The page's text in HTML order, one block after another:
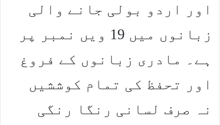
اور اردو بولی جانے والی
زبانوں میں 19 ویں نمبر پر
ہے۔ مادری زبانوں کے فروغ
اور تحفظ کی تمام کوششیں
نہ صرف لسانی رنگا رنگی